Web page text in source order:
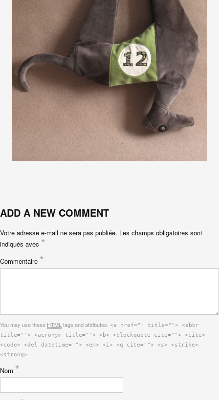
ADD A NEW COMMENT
Votre adresse e-mail ne sera pas publiée. Les champs obligatoires sont
indiqués avec *
Commentaire *
You may use these HTMLtags and attributes: <a href="" title=""> <abbr
title=""> <acronym title=""> <b> <blockquote cite=""> <cite>
<code> <del datetime=""> <em> <i> <q cite=""> <s> <strike>
<strong>
Nom *